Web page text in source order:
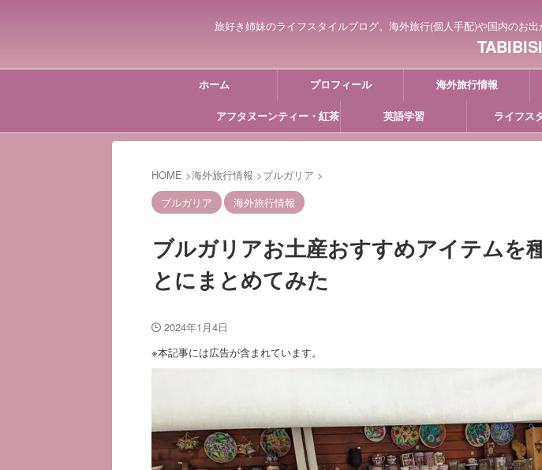
旅好き姉妹のライフスタイルブログ。海外旅行(個人手配)や国内のお
ホーム プロフィール 海外旅行情報
アフタヌーンティー・紅茶 英語学習 ライフス
HOME >海外旅行情報 >ブルガリア >
ブルガリア
海外旅行情報
ブルガリアお土産おすすめアイテムを
とにまとめてみた
2024年1月4日
※本記事には広告が含まれています。